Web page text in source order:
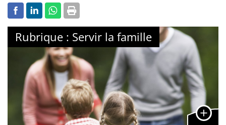
Rubrique : Servir la famille